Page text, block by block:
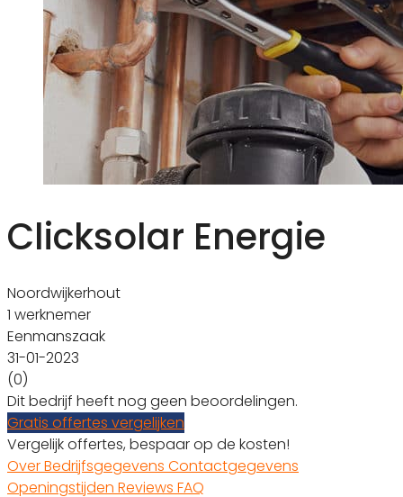
Clicksolar Energie
Noordwijkerhout
1 werknemer
Eenmanszaak
31-01-2023
(0)
Dit bedrijf heeft nog geen beoordelingen.
Gratis offertes vergelijken
Vergelijk offertes, bespaar op de kosten!
OverBedrijfsgegevens Contactgegevens
Openingstijden Reviews FAQ